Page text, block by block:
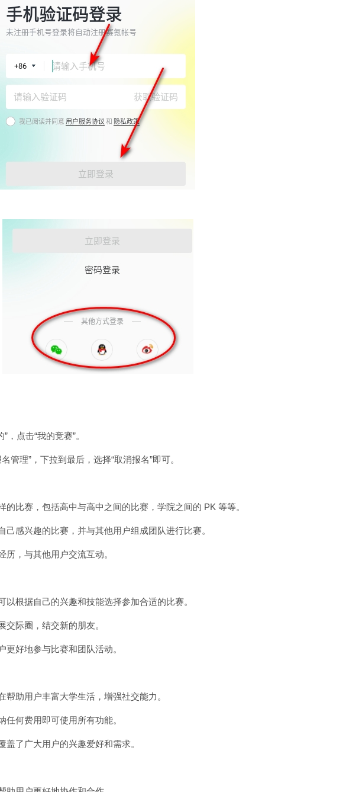
，点击“我的竞赛”。
管理”，下拉到最后，选择“取消报名”即可。
比赛，包括高中与高中之间的比赛，学院之间的 PK 等等。
感兴趣的比赛，并与其他用户组成团队进行比赛。
，与其他用户交流互动。
根据自己的兴趣和技能选择参加合适的比赛。
交际圈，结交新的朋友。
好地参与比赛和团队活动。
助用户丰富大学生活，增强社交能力。
何费用即可使用所有功能。
了广大用户的兴趣爱好和需求。